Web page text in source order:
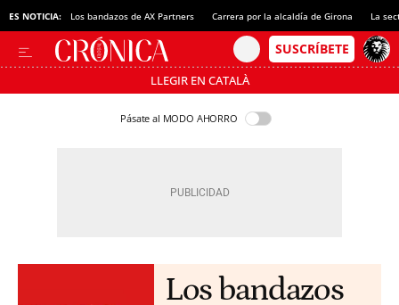
ES NOTICIA: Los bandazos de AX Partners Carrera por la alcaldía de Girona La
LLEGIR EN CATALÀ
Pásate al MODO AHORRO
Los bandazos